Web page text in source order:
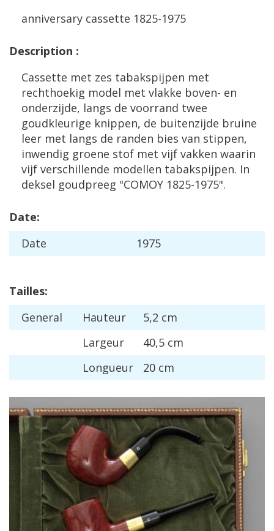
anniversary cassette 1825-1975
Description :
Cassette met zes tabakspijpen met
rechthoekig model met vlakke boven- en
onderzijde, langs de voorrand twee
goudkleurige knippen, de buitenzijde bruine
leer met langs de randen bies van stippen,
inwendig groene stof met vijf vakken waarin
vijf verschillende modellen tabakspijpen. In
deksel goudpreeg "COMOY 1825-1975".
Date:
Date
1975
Tailles:
General
Hauteur 5,2 cm
Largeur
40,5 cm
Longueur
20 cm